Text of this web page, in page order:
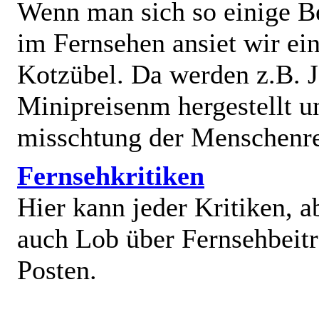
Wenn man sich so einige
im Fernsehen ansiet wir
Kotzübel. Da werden z.B.
Minipreisenm hergestellt
misschtung der
Fernsehkritiken
Hier kann jeder Kritiken,
auch Lob über
Posten.